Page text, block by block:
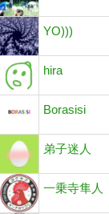
YO)))
hira
Borasisi
弟子迷人
一乗寺隼人